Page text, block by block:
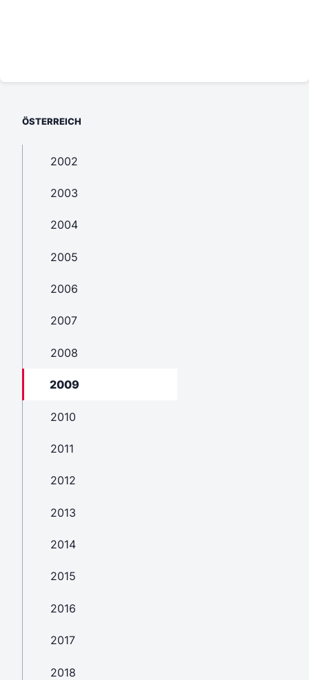
ÖSTERREICH
2002
2003
2004
2005
2006
2007
2008
2009
2010
2011
2012
2013
2014
2015
2016
2017
2018